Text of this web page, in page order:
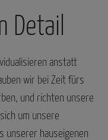
Detail
anstatt
wir bei Zeit fürs
und richten unsere
um unsere
unserer hauseigenen